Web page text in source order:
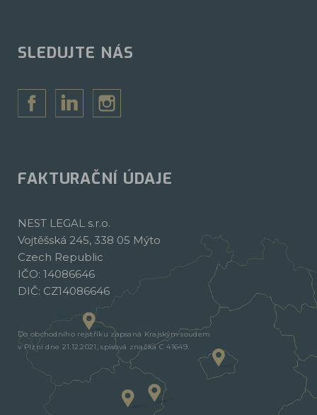
SLEDUJTE NÁS
FAKTURAČNÍ ÚDAJE
NEST LEGAL s.r.o.
Vojtěšská 245, 338 05 Mýto
Czech Republic
IČO: 14086646
DIČ: CZ14086646
Do obchodního rejstříku zapsaná Krajským soudem
v Plzni dne 21.12.2021, spisová značka C 41649.